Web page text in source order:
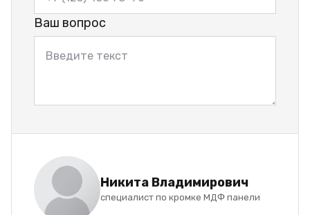
Ваш вопрос
Никита Владимирович
специалист по кромке МДФ панели